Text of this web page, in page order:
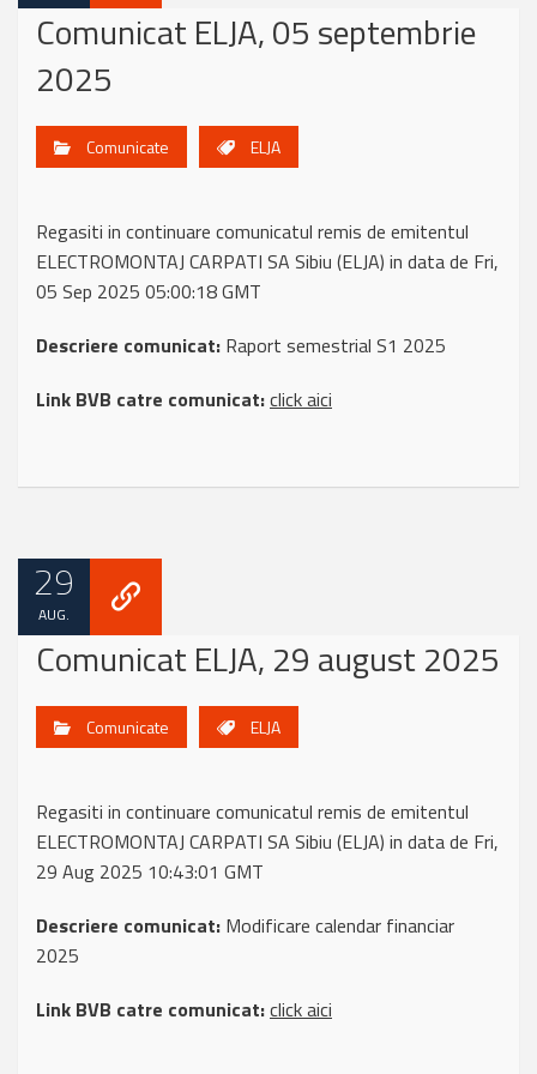
Comunicat ELJA, 05 septembrie
2025
Comunicate ELJA
Regasiti in continuare comunicatul remis de emitentul
ELECTROMONTAJ CARPATI SA Sibiu (ELJA) in data de Fri,
05 Sep 2025 05:00:18 GMT
Descriere comunicat: Raport semestrial S1 2025
Link BVB catre comunicat:click aici
29
AUG.
Comunicat ELJA, 29 august 2025
Comunicate ELJA
Regasiti in continuare comunicatul remis de emitentul
ELECTROMONTAJ CARPATI SA Sibiu (ELJA) in data de Fri,
29 Aug 2025 10:43:01 GMT
Descriere comunicat: Modificare calendar financiar
2025
Link BVB catre comunicat:click aici